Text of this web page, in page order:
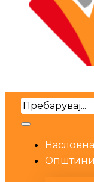
Search
Насловна
Општини